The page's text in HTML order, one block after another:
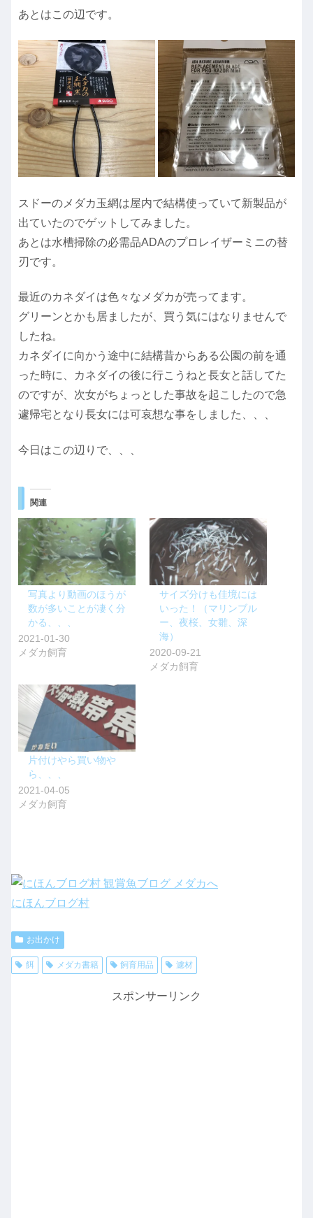
あとはこの辺です。
スドーのメダカ玉網は屋内で結構使っていて新製品が
出ていたのでゲットしてみました。
あとは水槽掃除の必需品ADAのプロレイザーミニの替
刃です。
最近のカネダイは色々なメダカが売ってます。
グリーンとかも居ましたが、買う気にはなりませんで
したね。
カネダイに向かう途中に結構昔からある公園の前を通
った時に、カネダイの後に行こうねと長女と話してた
のですが、次女がちょっとした事故を起こしたので急
遽帰宅となり長女には可哀想な事をしました、、、
今日はこの辺りで、、、
関連
写真より動画のほうが
数が多いことが凄く分
かる、、、
2021-01-30
メダカ飼育
サイズ分けも佳境には
いった！（マリンブル
ー、夜桜、女雛、深
海）
2020-09-21
メダカ飼育
片付けやら買い物や
ら、、、
2021-04-05
メダカ飼育
にほんブログ村
お出かけ
餌 メダカ書籍 飼育用品 濾材
スポンサーリンク